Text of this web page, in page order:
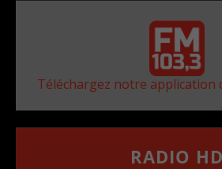
Téléchargez notre application
RADIO HD